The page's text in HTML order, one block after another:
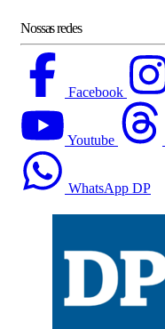
Nossas redes
Facebook
Youtube
WhatsApp DP